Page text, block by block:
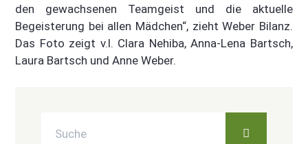
den gewachsenen Teamgeist und die aktuelle
Begeisterung bei allen Mädchen“, zieht Weber Bilanz.
Das Foto zeigt v.l. Clara Nehiba, Anna-Lena Bartsch,
Laura Bartsch und Anne Weber.